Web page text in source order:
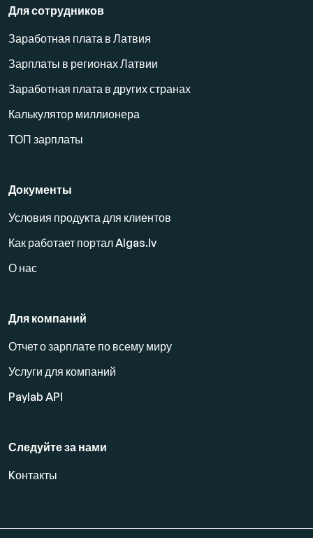
Для сотрудников
Заработная плата в Латвия
Зарплаты в регионах Латвии
Заработная плата в других странах
Калькулятор миллионера
ТОП зарплаты
Документы
Условия продукта для клиентов
Как работает портал Algas.lv
О нас
Для компаний
Отчет о зарплате по всему миру
Услуги для компаний
Paylab API
Следуйте за нами
Kонтакты